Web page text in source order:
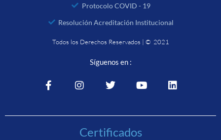
Protocolo COVID - 19
Resolución Acreditación Institucional
Todos los Derechos Reservados | © 2021
Síguenos en :
Certificados